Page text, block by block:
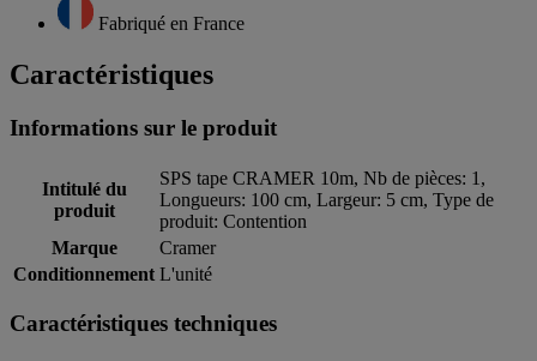
Fabriqué en France
Caractéristiques
Informations sur le produit
Intitulé du
produit
SPS tape CRAMER 10m, Nb de pièces: 1,
Longueurs: 100 cm, Largeur: 5 cm, Type de
produit: Contention
Marque
Cramer
Conditionnement L'unité
Caractéristiques techniques